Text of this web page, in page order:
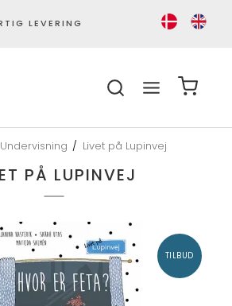
LEVERING
Undervisning / Livet på Lupinvej
PÅ LUPINVEJ
TILBUD